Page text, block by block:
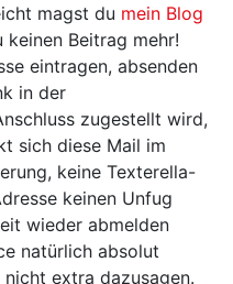
magst du mein Blog
keinen Beitrag mehr!
eintragen, absenden
in der
zugestellt wird,
sich diese Mail im
keine Texterella-
keinen Unfug
wieder abmelden
natürlich absolut
extra dazusagen.